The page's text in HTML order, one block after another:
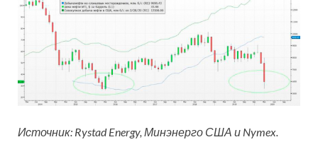
Источник: Rystad Energy, Минэнерго США и Nymex.